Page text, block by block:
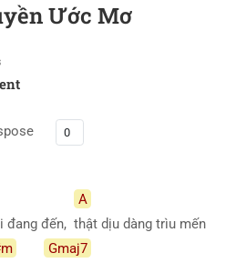
Ước Mơ
đang đến,
A
thật dịu dàng trìu mến
Gmaj7